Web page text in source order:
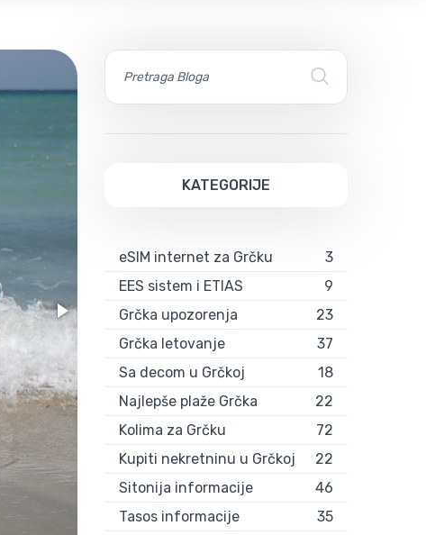
KATEGORIJE
eSIM internet za Grčku
3
EES sistem i ETIAS
9
Grčka upozorenja
23
Grčka letovanje
37
Sa decom u Grčkoj
18
Najlepše plaže Grčka
22
Kolima za Grčku
72
Kupiti nekretninu u Grčkoj
22
Sitonija informacije
46
Tasos informacije
35